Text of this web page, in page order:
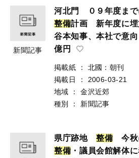
新聞記事
河北門 ０９年度ま
整備計画 新年度に
谷本知事、本社で意
億円
掲載紙 ：
北國：朝刊
掲載日
：
2006-03-21
地域
：
金沢近郊
種別
： 新聞記事
県庁跡地整備 今秋
整備 ・議員会館解体